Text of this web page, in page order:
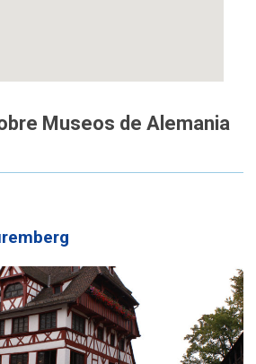
Museos de Alemania